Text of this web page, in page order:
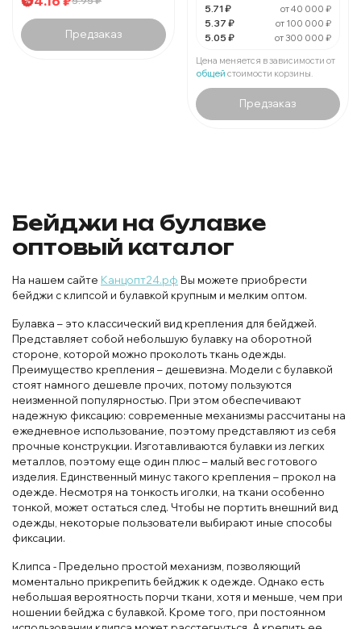
Предзаказ
В упаковке 1 шт:
5.37 ₽
За 1 бейдж:
5.05 ₽
В упаковке 1 шт:
5.71 ₽ от 40 000 ₽
5.37 ₽ от 100 000 ₽
5.05 ₽
от 300 000 ₽
Цена меняется в зависимости от
общей стоимости корзины.
Предзаказ
Бейджи на булавке
оптовый каталог
На нашем сайте Канцопт24.рф Вы можете приобрести
бейджи с клипсой и булавкой крупным и мелким оптом.
Булавка – это классический вид крепления для бейджей.
Представляет собой небольшую булавку на оборотной
стороне, которой можно проколоть ткань одежды.
Преимущество крепления – дешевизна. Модели с булавкой
стоят намного дешевле прочих, потому пользуются
неизменной популярностью. При этом обеспечивают
надежную фиксацию: современные механизмы рассчитаны на
ежедневное использование, поэтому представляют из себя
прочные конструкции. Изготавливаются булавки из легких
металлов, поэтому еще один плюс – малый вес готового
изделия. Единственный минус такого крепления – прокол на
одежде. Несмотря на тонкость иголки, на ткани особенно
тонкой, может остаться след. Чтобы не портить внешний вид
одежды, некоторые пользователи выбирают иные способы
фиксации.
Клипса - Предельно простой механизм, позволяющий
моментально прикрепить бейджик к одежде. Однако есть
небольшая вероятность порчи ткани, хотя и меньше, чем при
ношении бейджа с булавкой. Кроме того, при постоянном